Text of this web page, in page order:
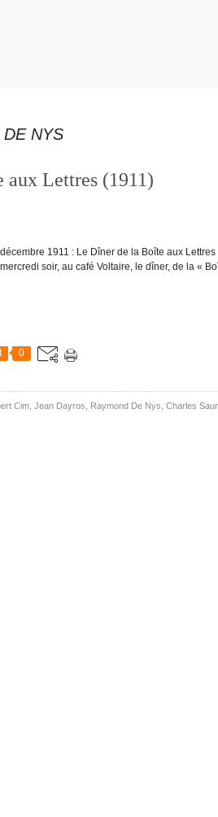
NYS
Lettres (1911)
1911 : Le Dîner de la Boîte aux Lettres
soir, au café Voltaire, le dîner, de la «
0
Cim Jean Dayros Raymond De Nys Charles